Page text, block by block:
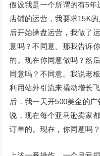
假设我是一个所谓的有5
店铺的运营，我要求15K
后开始操盘运营，我做了
意吗？不同意。那我告诉
的。现在你同意做吗？然
同意吗？不同意。我说老
利用站外引流来撬动增长
后，我一天开500美金的
说，现在每个亚马逊卖家
订单的。现在，你同意吗？